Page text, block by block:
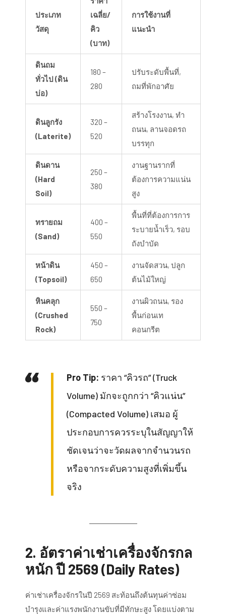
ประเภท
วัสดุ
เฉลี่ย/
คิว
(บาท)
การใช้งานที่
แนะนำ
ดินถม
ทั่วไป (ดิน
บ่อ)
180 –
280
ปรับระดับพื้นที่,
ถมที่พักอาศัย
ดินลูกรัง
(Laterite)
320 –
520
สร้างโรงงาน, ทำ
ถนน, ลานจอดรถ
บรรทุก
ดินดาน
(Hard
Soil)
250 –
380
งานฐานรากที่
ต้องการความแน่น
สูง
ทรายถม
(Sand)
400 –
550
พื้นที่ที่ต้องการการ
ระบายน้ำเร็ว, รอบ
ถังบำบัด
หน้าดิน
(Topsoil)
450 –
650
งานจัดสวน, ปลูก
ต้นไม้ใหญ่
หินคลุก
(Crushed
Rock)
550 –
750
งานผิวถนน, รอง
พื้นก่อนเท
คอนกรีต
Pro Tip: ราคา “คิวรถ” (Truck
Volume) มักจะถูกกว่า “คิวแน่น”
(Compacted Volume) เสมอ ผู้
ประกอบการควรระบุในสัญญาให้
ชัดเจนว่าจะวัดผลจากจำนวนรถ
หรือจากระดับความสูงที่เพิ่มขึ้น
จริง
2. อัตราค่าเช่าเครื่องจักรกล
หนัก ปี 2569 (Daily Rates)
ค่าเช่าเครื่องจักรในปี 2569 สะท้อนถึงต้นทุนค่าซ่อม
บำรุงและค่าแรงพนักงานขับที่มีทักษะสูง โดยแบ่งตาม